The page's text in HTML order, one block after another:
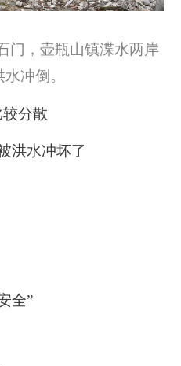
门，壶瓶山镇渫水两岸
冲倒。
分散
洪水冲坏了
全”